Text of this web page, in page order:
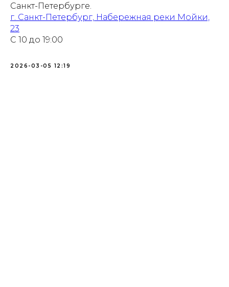
Санкт-Петербурге.
г. Санкт-Петербург, Набережная реки Мойки,
23
С 10 до 19:00
2026-03-05 12:19